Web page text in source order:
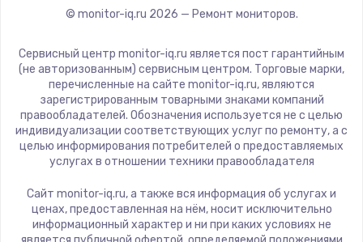
© monitor-iq.ru 2026 — Ремонт мониторов.
Сервисный центр monitor-iq.ru является пост гарантийным
(не авторизованным) сервисным центром. Торговые марки,
перечисленные на сайте monitor-iq.ru, являются
зарегистрированным товарными знаками компаний
правообладателей. Обозначения используется не с целью
индивидуализации соответствующих услуг по ремонту, а с
целью информирования потребителей о предоставляемых
услугах в отношении техники правообладателя
Сайт monitor-iq.ru, а также вся информация об услугах и
ценах, предоставленная на нём, носит исключительно
информационный характер и ни при каких условиях не